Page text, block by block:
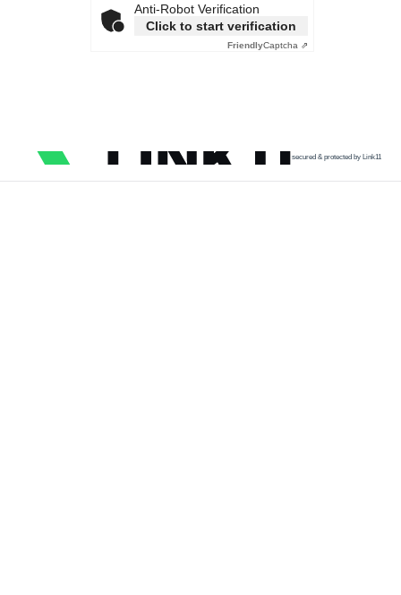
Anti-Robot Verification
Click to start verification
FriendlyCaptcha ⇗
secured & protected by Link11